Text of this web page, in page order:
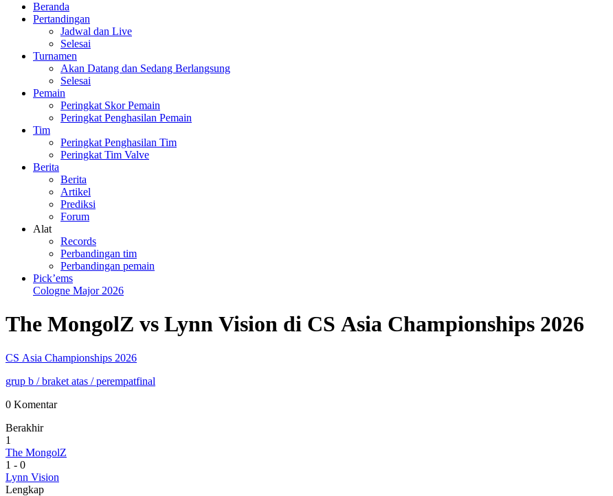
Beranda
Pertandingan
Jadwal dan Live
Selesai
Turnamen
Akan Datang dan Sedang Berlangsung
Selesai
Pemain
Peringkat Skor Pemain
Peringkat Penghasilan Pemain
Tim
Peringkat Penghasilan Tim
Peringkat Tim Valve
Berita
Berita
Artikel
Prediksi
Forum
Alat
Records
Perbandingan tim
Perbandingan pemain
Pick’ems
Cologne Major 2026
The MongolZ vs Lynn Vision di CS Asia Championships 2026
CS Asia Championships 2026
grup b / braket atas / perempatfinal
0 Komentar
Berakhir
1
The MongolZ
1 - 0
Lynn Vision
Lengkap